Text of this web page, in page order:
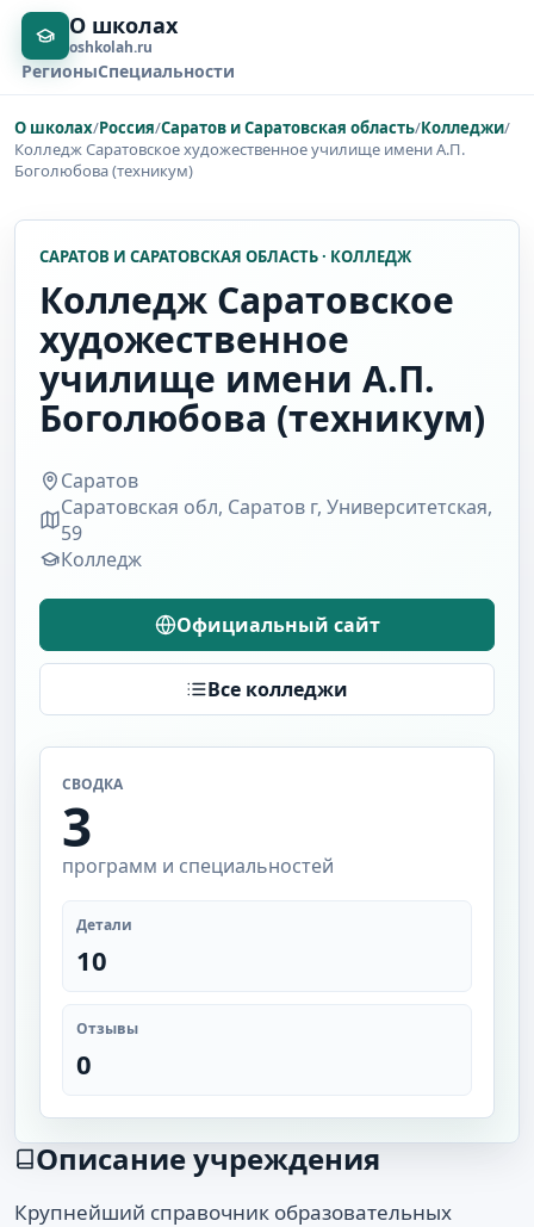
О школах
oshkolah.ru
РегионыСпециальности
О школах/Россия/Саратов и Саратовская область/Колледжи/
Колледж Саратовское художественное училище имени А.П.
Боголюбова (техникум)
САРАТОВ И САРАТОВСКАЯ ОБЛАСТЬ · КОЛЛЕДЖ
Колледж Саратовское
художественное
училище имени А.П.
Боголюбова (техникум)
Саратов
Саратовская обл, Саратов г, Университетская,
59
Колледж
Официальный сайт
Все колледжи
СВОДКА
3
программ и специальностей
Детали
10
Отзывы
0
Описание учреждения
Крупнейший справочник образовательных